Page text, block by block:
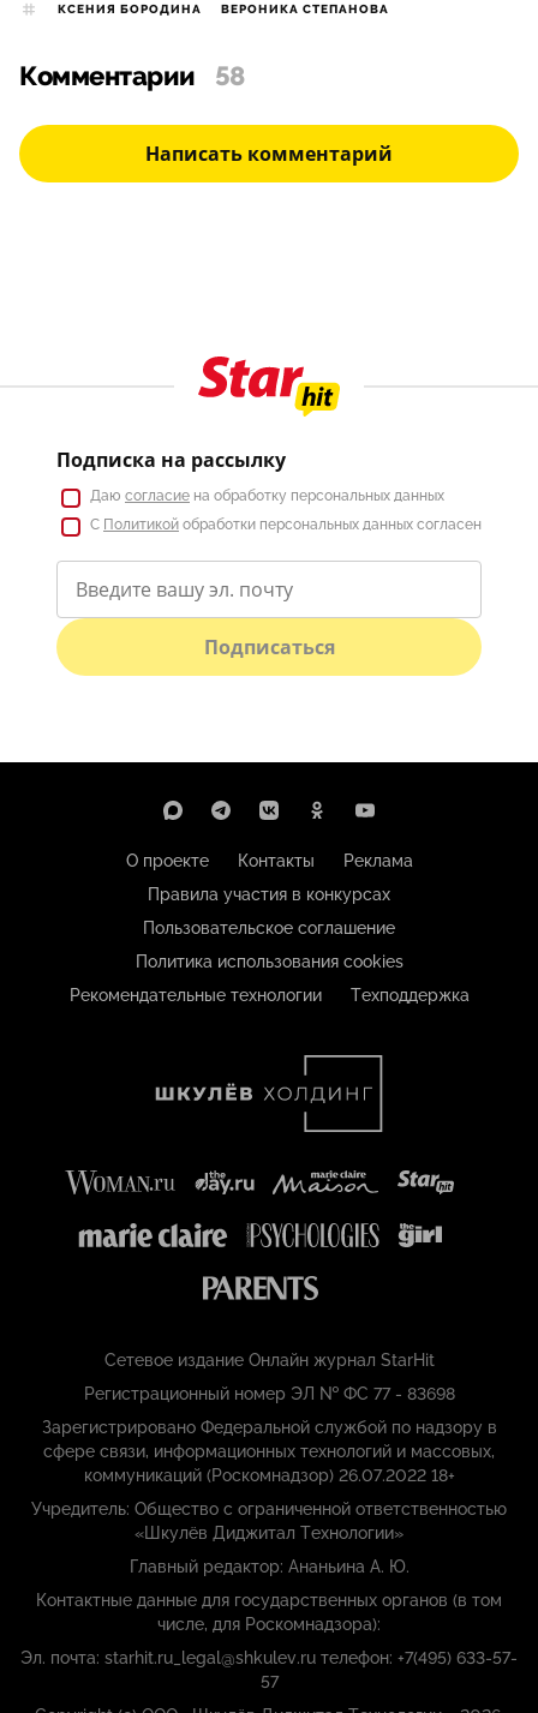
КСЕНИЯ БОРОДИНА ВЕРОНИКА СТЕПАНОВА
Комментарии 58
Написать комментарий
Подписка на рассылку
Даю согласие на обработку персональных данных
С Политикой обработки персональных данных согласен
Подписаться
О проекте Контакты
Реклама
Правила участия в конкурсах
Пользовательское соглашение
Политика использования cookies
Рекомендательные технологии
Техподдержка
Сетевое издание Онлайн журнал StarHit
Регистрационный номер ЭЛ № ФС 77 - 83698
Зарегистрировано Федеральной службой по надзору в
сфере связи, информационных технологий и массовых,
коммуникаций (Роскомнадзор) 26.07.2022 18+
Учредитель: Общество с ограниченной ответственностью
«Шкулёв Диджитал Технологии»
Главный редактор: Ананьина А. Ю.
Контактные данные для государственных органов (в том
числе, для Роскомнадзора):
Эл. почта: starhit.ru_legal@shkulev.ru телефон: +7(495) 633-57-
57